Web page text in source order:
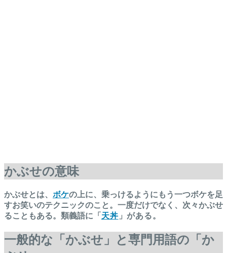
かぶせの意味
かぶせとは、 ボケの上に、乗っけるようにもう一つボケを足
すお笑いのテクニックのこと。一度だけでなく、次々かぶせ
ることもある。類義語に「 天丼 」 がある。
一般的な「かぶせ」と専門用語の「か